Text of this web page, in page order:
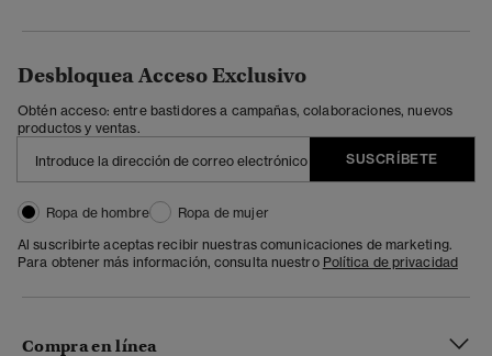
Desbloquea Acceso Exclusivo
Obtén acceso: entre bastidores a campañas, colaboraciones, nuevos
productos y ventas.
SUSCRÍBETE
Ropa de hombre
Ropa de mujer
Al suscribirte aceptas recibir nuestras comunicaciones de marketing.
Para obtener más información, consulta nuestro Política de privacidad
Compra en línea